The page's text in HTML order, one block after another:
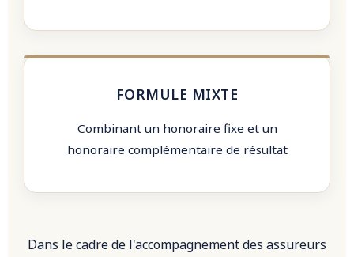
FORMULE MIXTE
Combinant un honoraire fixe et un
honoraire complémentaire de résultat
Dans le cadre de l'accompagnement des assureurs